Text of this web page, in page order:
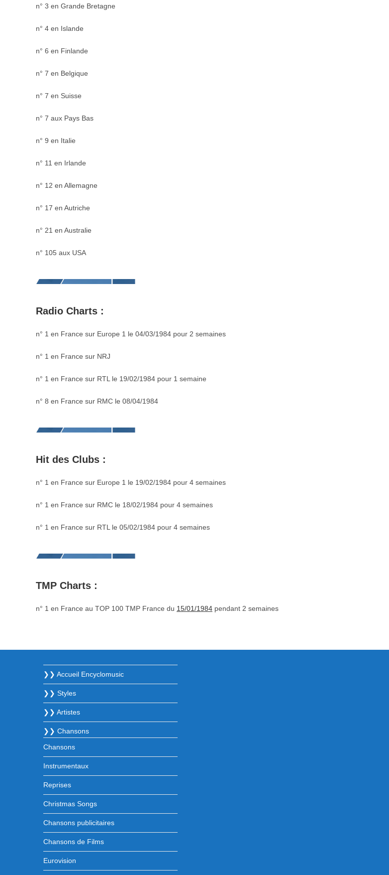
n° 3 en Grande Bretagne
n° 4 en Islande
n° 6 en Finlande
n° 7 en Belgique
n° 7 en Suisse
n° 7 aux Pays Bas
n° 9 en Italie
n° 11 en Irlande
n° 12 en Allemagne
n° 17 en Autriche
n° 21 en Australie
n° 105 aux USA
Radio Charts :
n° 1 en France sur Europe 1 le 04/03/1984 pour 2 semaines
n° 1 en France sur NRJ
n° 1 en France sur RTL le 19/02/1984 pour 1 semaine
n° 8 en France sur RMC le 08/04/1984
Hit des Clubs :
n° 1 en France sur Europe 1 le 19/02/1984 pour 4 semaines
n° 1 en France sur RMC le 18/02/1984 pour 4 semaines
n° 1 en France sur RTL le 05/02/1984 pour 4 semaines
TMP Charts :
n° 1 en France au TOP 100 TMP France du 15/01/1984 pendant 2 semaines
❯❯ Accueil Encyclomusic
❯❯ Styles
❯❯ Artistes
❯❯ Chansons
Chansons
Instrumentaux
Reprises
Christmas Songs
Chansons publicitaires
Chansons de Films
Eurovision